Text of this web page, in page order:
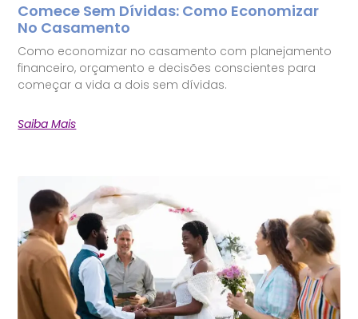
Comece Sem Dívidas: Como Economizar
No Casamento
Como economizar no casamento com planejamento
financeiro, orçamento e decisões conscientes para
começar a vida a dois sem dívidas.
Saiba Mais